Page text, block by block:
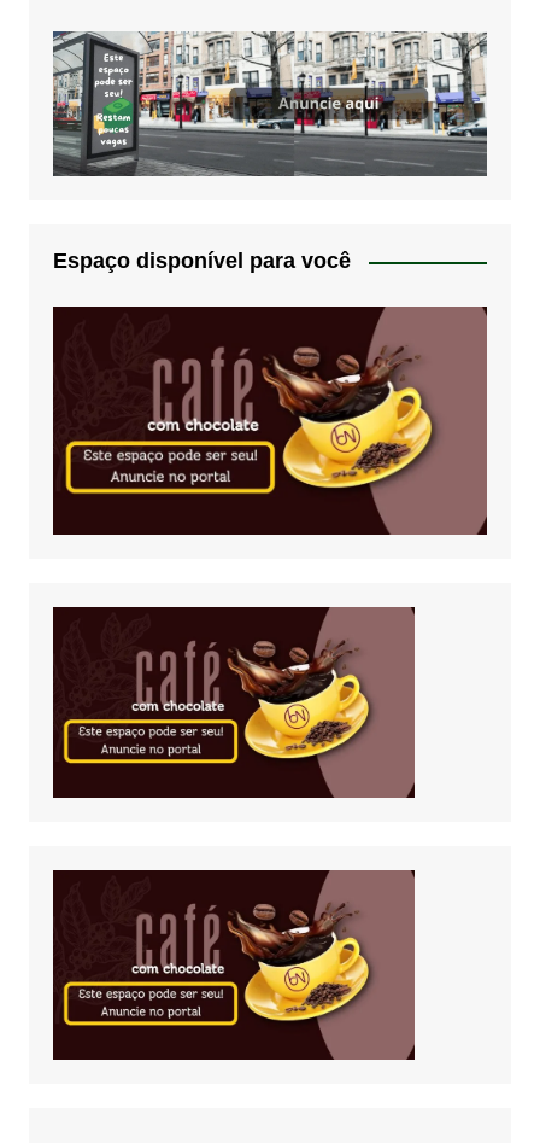
Espaço disponível para você